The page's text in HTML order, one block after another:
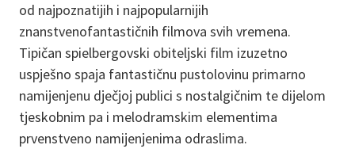
od najpoznatijih i najpopularnijih
znanstvenofantastičnih filmova svih vremena.
Tipičan spielbergovski obiteljski film izuzetno
uspješno spaja fantastičnu pustolovinu primarno
namijenjenu dječjoj publici s nostalgičnim te dijelom
tjeskobnim pa i melodramskim elementima
prvenstveno namijenjenima odraslima.